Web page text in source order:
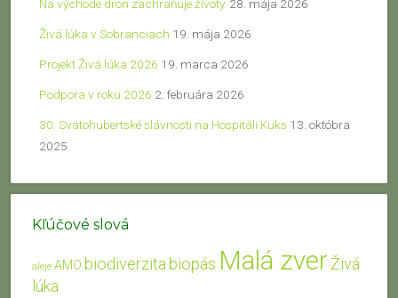
Na východe dron zachraňuje životy. 28. mája 2026
Živá lúka v Sobranciach 19. mája 2026
Projekt Živá lúka 2026 19. marca 2026
Podpora v roku 2026 2. februára 2026
30. Svätohubertské slávnosti na Hospitáli Kuks 13. októbra
2025
Kľúčové slová
aleje AMO biodiverzita biopás Malá zver Živá
lúka